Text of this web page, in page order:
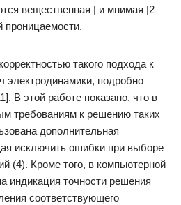
вещественная | и мнимая |2
проницаемости.
такого подхода к
подробно
В этой работе показано, что в
требованиям к решению таких
дополнительная
исключить ошибки при выборе
(4). Кроме того, в компьютерной
индикация точности решения
соответствующего